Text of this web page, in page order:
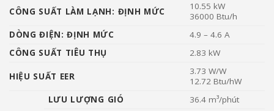
CÔNG SUẤT LÀM LẠNH: ĐỊNH MỨC
10.55 kW
36000 Btu/h
DÒNG ĐIỆN: ĐỊNH MỨC
4.9 – 4.6 A
CÔNG SUẤT TIÊU THỤ
2.83 kW
HIỆU SUẤT EER
3.73 W/W
12.72 Btu/hW
LƯU LƯỢNG GIÓ
36.4 m³/phút